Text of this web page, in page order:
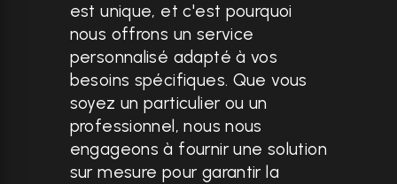
est unique, et c'est pourquoi
nous offrons un service
personnalisé adapté à vos
besoins spécifiques. Que vous
soyez un particulier ou un
professionnel, nous nous
engageons à fournir une solution
sur mesure pour garantir la